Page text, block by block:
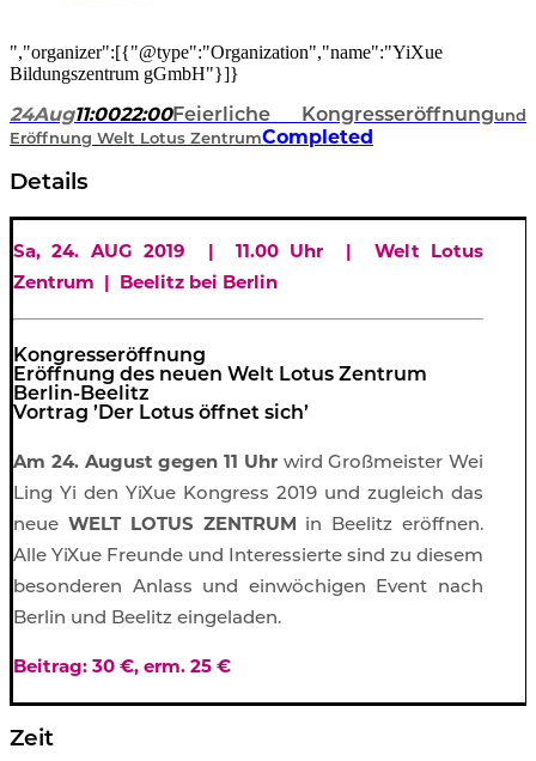
","organizer":[{"@type":"Organization","name":"YiXue
Bildungszentrum gGmbH"}]}
24Aug11:0022:00Feierliche Kongresseröffnungund
Eröffnung Welt Lotus ZentrumCompleted
Details
Sa, 24. AUG 2019 | 11.00 Uhr | Welt Lotus
Zentrum | Beelitz bei Berlin
Kongresseröffnung
Eröffnung des neuen Welt Lotus Zentrum
Berlin-Beelitz
Vortrag ’Der Lotus öffnet sich’
Am 24. August gegen 11 Uhrwird Großmeister Wei
Ling Yi den YiXue Kongress 2019 und zugleich das
neue WELT LOTUS ZENTRUM
in Beelitz eröffnen.
Alle YiXue Freunde und Interessierte sind zu diesem
besonderen Anlass und einwöchigen Event nach
Berlin und Beelitz eingeladen.
Beitrag: 30 €, erm. 25 €
Zeit